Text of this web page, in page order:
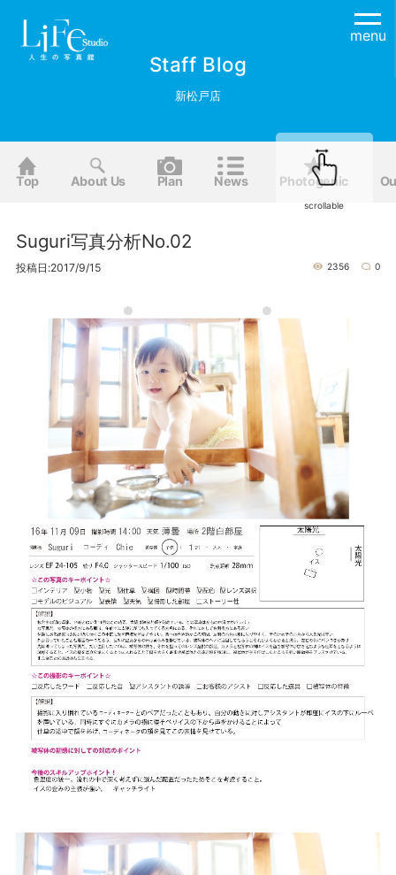
menu
Staff Blog
新松戸店
Top About Us Plan News Photogenic
Suguri写真分析No.02
投稿日:2017/9/15 2356 0